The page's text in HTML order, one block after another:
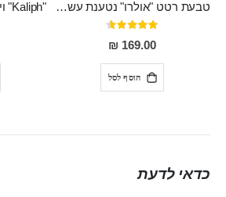
טבעת רטט "אולרו" נטענת עשויה סיליקון רפואי עם רטט חזק ומטריף חושים
דירוג:
91%
169.00 ₪
הוסף לסל
כדאי לדעת